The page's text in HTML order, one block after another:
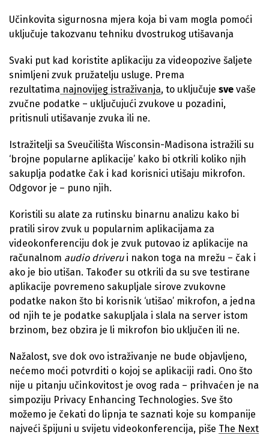
Učinkovita sigurnosna mjera koja bi vam mogla pomoći
uključuje takozvanu tehniku dvostrukog utišavanja
Svaki put kad koristite aplikaciju za videopozive šaljete
snimljeni zvuk pružatelju usluge. Prema
rezultatima najnovijeg istraživanja, to uključuje sve vaše
zvučne podatke – uključujući zvukove u pozadini,
pritisnuli utišavanje zvuka ili ne.
Istražitelji sa Sveučilišta Wisconsin-Madisona istražili su
‘brojne popularne aplikacije’ kako bi otkrili koliko njih
sakuplja podatke čak i kad korisnici utišaju mikrofon.
Odgovor je – puno njih.
Koristili su alate za rutinsku binarnu analizu kako bi
pratili sirov zvuk u popularnim aplikacijama za
videokonferenciju dok je zvuk putovao iz aplikacije na
računalnom audio driverui nakon toga na mrežu – čak i
ako je bio utišan. Također su otkrili da su sve testirane
aplikacije povremeno sakupljale sirove zvukovne
podatke nakon što bi korisnik ‘utišao’ mikrofon, a jedna
od njih te je podatke sakupljala i slala na server istom
brzinom, bez obzira je li mikrofon bio uključen ili ne.
Nažalost, sve dok ovo istraživanje ne bude objavljeno,
nećemo moći potvrditi o kojoj se aplikaciji radi. Ono što
nije u pitanju učinkovitost je ovog rada – prihvaćen je na
simpoziju Privacy Enhancing Technologies. Sve što
možemo je čekati do lipnja te saznati koje su kompanije
najveći špijuni u svijetu videokonferencija, piše The Next